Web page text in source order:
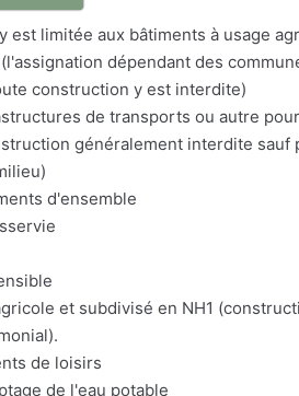
est limitée aux bâtiments à usage
dépendant des
construction y est interdite)
de transports ou autre
généralement interdite
d'ensemble
et subdivisé en NH1
de loisirs
de l'eau potable